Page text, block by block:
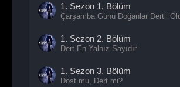
1. Sezon 1. Bölüm
Çarşamba Günü Doğanlar Dertli
1. Sezon 2. Bölüm
Dert En Yalnız Sayıdır
1. Sezon 3. Bölüm
Dost mu, Dert mi?